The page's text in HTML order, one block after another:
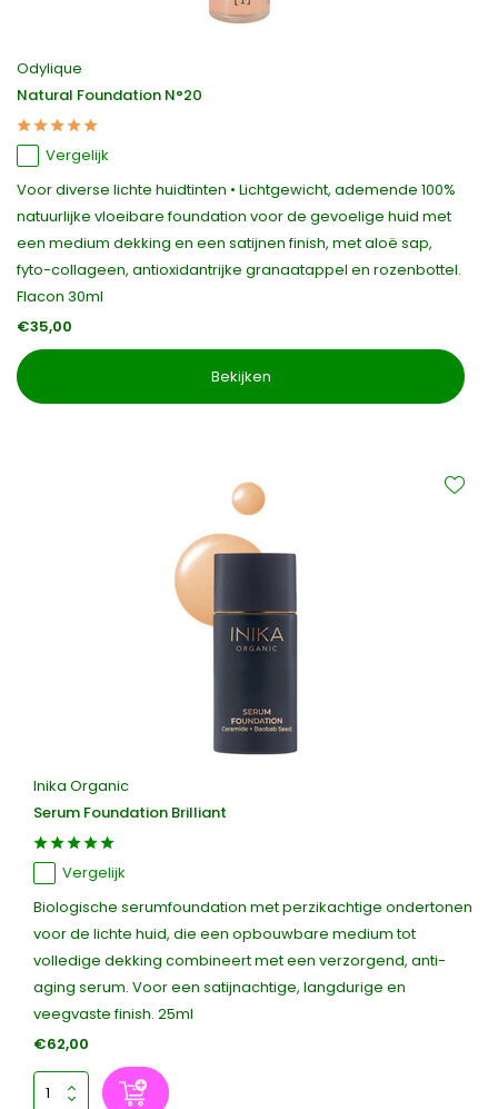
Odylique
Natural Foundation N°20
Vergelijk
Voor diverse lichte huidtinten • Lichtgewicht, ademende 100%
natuurlijke vloeibare foundation voor de gevoelige huid met
een medium dekking en een satijnen finish, met aloë sap,
fyto-collageen, antioxidantrijke granaatappel en rozenbottel.
Flacon 30ml
€35,00
Bekijken
Inika Organic
Serum Foundation Brilliant
Vergelijk
Biologische serumfoundation met perzikachtige ondertonen
voor de lichte huid, die een opbouwbare medium tot
volledige dekking combineert met een verzorgend, anti-
aging serum. Voor een satijnachtige, langdurige en
veegvaste finish. 25ml
€62,00